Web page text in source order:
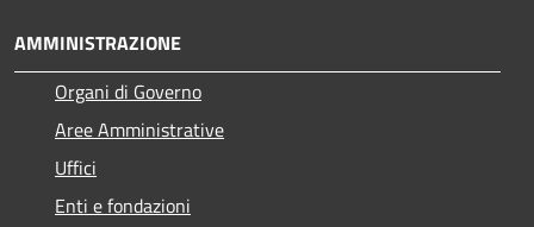
AMMINISTRAZIONE
Organi di Governo
Aree Amministrative
Uffici
Enti e fondazioni